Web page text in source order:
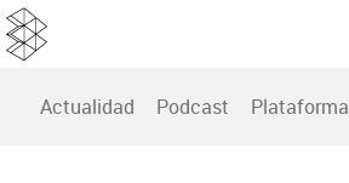
Actualidad Podcast Plataforma